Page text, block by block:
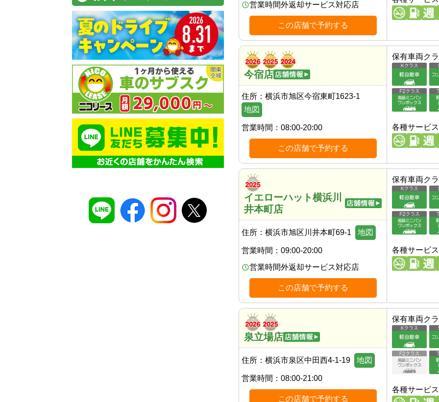
営業時間外返却サービス対応店
この店舗で予約する
今宿店
住所： 横浜市旭区今宿東町1623-1
地図
営業時間： 08:00-20:00
この店舗で予約する
保有車両ク
各種サービス
イエローハット横浜川
井本町店
住所： 横浜市旭区川井本町69-1 地図
営業時間： 09:00-20:00
営業時間外返却サービス対応店
この店舗で予約する
保有車両ク
各種サービス
泉立場店
住所： 横浜市泉区中田西4-1-19 地図
営業時間： 08:00-21:00
この店舗で予約する
保有車両ク
各種サービス